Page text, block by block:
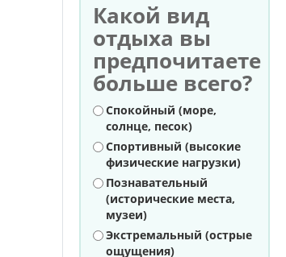
Какой вид
отдыха вы
предпочитаете
больше всего?
Варианты
Спокойный (море,
солнце, песок)
Спортивный (высокие
физические нагрузки)
Познавательный
(исторические места,
музеи)
Экстремальный (острые
ощущения)